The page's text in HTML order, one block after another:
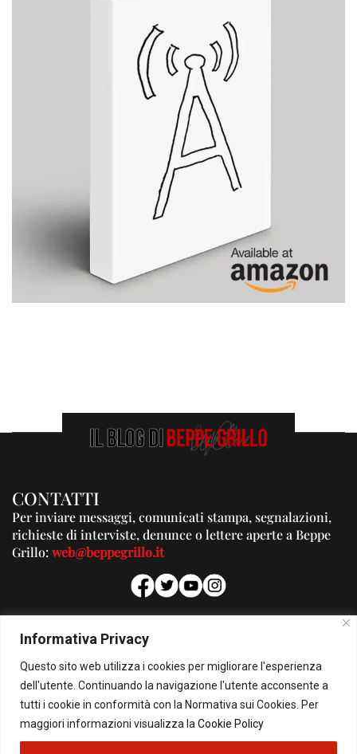
Informativa Privacy
Questo sito web utilizza i cookies per migliorare l'esperienza
dell'utente. Continuando la navigazione l'utente acconsente a
tutti i cookie in conformità con la Normativa sui Cookies. Per
maggiori informazioni visualizza la Cookie Policy
CONTATTI
Per inviare messaggi, comunicati stampa, segnalazioni,
richieste di interviste, denunce o lettere aperte a Beppe
Grillo:web@beppegrillo.it
PUBBLICITA'
Per la tua pubblicità su questo Blog:
pubblicita@beppegrillo.it